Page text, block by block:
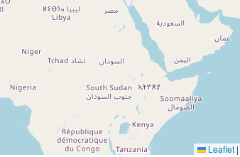
Leaflet |